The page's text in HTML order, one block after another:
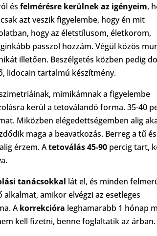
ésfelmérésre kerülnek az igényeim,
azt veszik figyelembe, hogy én mit
hogy az életstílusom, életkorom,
passzol hozzám. Végül közös
illetően. Beszélgetés közben pedig
lidocain tartalmú készítmény.
mimikámnak a figyelembe
kerül a tetoválandó forma. 35-40
Miközben elégedettségemben alig
maga a beavatkozás. Berreg a tű és
érzem. Atetoválás 45-90 percig tart,
tanácsokkal lát el, és minden
amikor elvégzi az esetleges
Akorrekcióra leghamarabb 1 hónap
kell fizetni, benne foglaltatik az árban.